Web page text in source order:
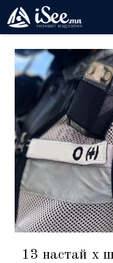
13 настай